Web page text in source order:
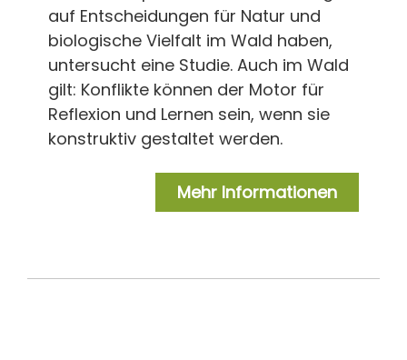
auf Entscheidungen für Natur und
biologische Vielfalt im Wald haben,
untersucht eine Studie. Auch im Wald
gilt: Konflikte können der Motor für
Reflexion und Lernen sein, wenn sie
konstruktiv gestaltet werden.
Mehr Informationen